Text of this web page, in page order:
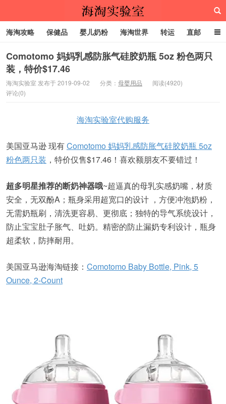
海淘实验室
海淘攻略 保健品 婴儿奶粉 海淘世界 转运 直邮
代购服务
Comotomo 妈妈乳感防胀气硅胶奶瓶 5oz 粉色两只
装，特价$17.46
海淘实验室 发布于 2019-09-02 分类： 母婴用品
阅读(4920)
评论(0)
海淘实验室代购服务
美国亚马逊 现有Comotomo 妈妈乳感防胀气硅胶奶瓶 5oz
粉色两只装 ，特价仅售$17.46！喜欢额朋友不要错过！
超多明星推荐的断奶神器哦~超逼真的母乳实感奶嘴，材质
安全，无双酚A；瓶身采用超宽口的设计 ，方便冲泡奶粉，
无需奶瓶刷，清洗更容易、更彻底；独特的导气系统设计，
防止宝宝肚子胀气、吐奶。精密的防止漏奶专利设计，瓶身
超柔软，防摔耐用。
美国亚马逊海淘链接： Comotomo Baby Bottle, Pink, 5
Ounce, 2-Count